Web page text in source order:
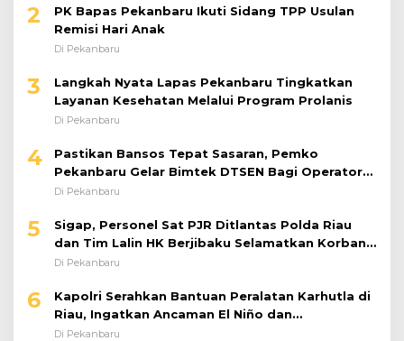
2
PK Bapas Pekanbaru Ikuti Sidang TPP Usulan
Remisi Hari Anak
Di Pekanbaru
3
Langkah Nyata Lapas Pekanbaru Tingkatkan
Layanan Kesehatan Melalui Program Prolanis
Di Pekanbaru
4
Pastikan Bansos Tepat Sasaran, Pemko
Pekanbaru Gelar Bimtek DTSEN Bagi Operator
Puskessos
Di Pekanbaru
5
Sigap, Personel Sat PJR Ditlantas Polda Riau
dan Tim Lalin HK Berjibaku Selamatkan Korban
Kecelakaan di Tol Pekanbaru–Dumai
Di Pekanbaru
6
Kapolri Serahkan Bantuan Peralatan Karhutla di
Riau, Ingatkan Ancaman El Niño dan
Prioritaskan Pencegahan
Di Pekanbaru